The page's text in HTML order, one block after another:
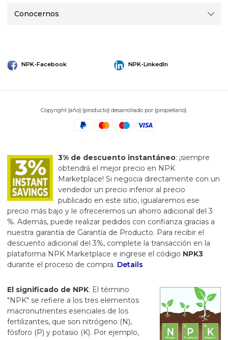
Conocernos
NPK-Facebook NPK-LinkedIn
Copyright {año} {producto} desarrollado por {propietario}.
3% de descuento instantáneo: ¡siempre
obtendrá el mejor precio en NPK
Marketplace! Si negocia directamente con un
vendedor un precio inferior al precio
publicado en este sitio, igualaremos ese
precio más bajo y le ofreceremos un ahorro adicional del 3
%. Además, puede realizar pedidos con confianza gracias a
nuestra garantía de Garantía de Producto. Para recibir el
descuento adicional del 3%, complete la transacción en la
plataforma NPK Marketplace e ingrese el código NPK3
durante el proceso de compra. Details
El significado de NPK: El término
"NPK" se refiere a los tres elementos
macronutrientes esenciales de los
fertilizantes, que son nitrógeno (N),
fósforo (P) y potasio (K). Por ejemplo,